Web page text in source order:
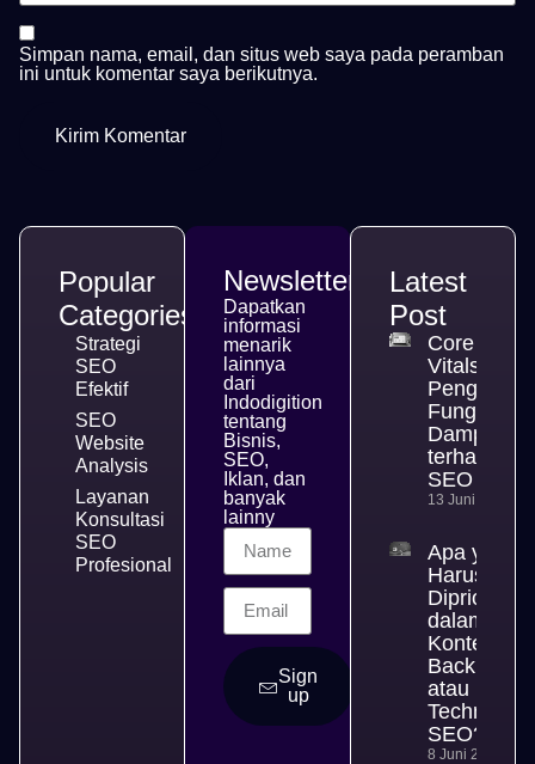
Simpan nama, email, dan situs web saya pada peramban
ini untuk komentar saya berikutnya.
Popular
Categories
Strategi
SEO
Efektif
SEO
Website
Analysis
Layanan
Konsultasi
SEO
Profesional
Newsletter
Dapatkan
informasi
menarik
lainnya
dari
Indodigition
tentang
Bisnis,
SEO,
Iklan, dan
banyak
lainny
Sign
up
Latest
Post
Core Web
Vitals,
Fungsi,
terhadap
SEO
13 Juni 2026
Apa yang
Harus
dalam
Konten,
Backlink,
atau
Technical
SEO?
8 Juni 2026